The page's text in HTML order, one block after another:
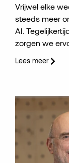
Vrijwel elke
steeds meer
AI.
zorgen we
Lees meer